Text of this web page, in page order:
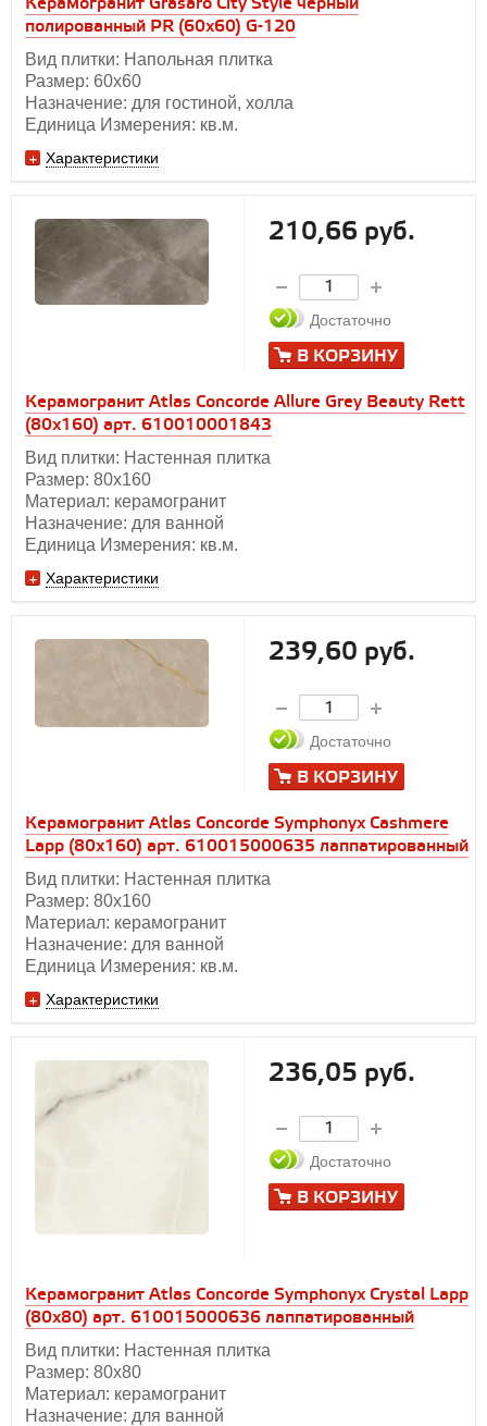
полированный PR (60х60) G-120
Вид плитки: Напольная плитка
Размер: 60х60
Назначение: для гостиной, холла
Единица Измерения: кв.м.
Характеристики
Керамогранит Atlas Concorde Allure Grey Beauty Rett
(80x160) арт. 610010001843
Вид плитки: Настенная плитка
Размер: 80x160
Материал: керамогранит
Назначение: для ванной
Единица Измерения: кв.м.
Характеристики
210,66 руб.
Достаточно
В КОРЗИНУ
Керамогранит Atlas Concorde Symphonyx Cashmere
Lapp (80x160) арт. 610015000635 лаппатированный
Вид плитки: Настенная плитка
Размер: 80x160
Материал: керамогранит
Назначение: для ванной
Единица Измерения: кв.м.
Характеристики
239,60 руб.
Достаточно
В КОРЗИНУ
Керамогранит Atlas Concorde Symphonyx Crystal Lapp
(80x80) арт. 610015000636 лаппатированный
Вид плитки: Настенная плитка
Размер: 80х80
Материал: керамогранит
Назначение: для ванной
236,05 руб.
Достаточно
В КОРЗИНУ